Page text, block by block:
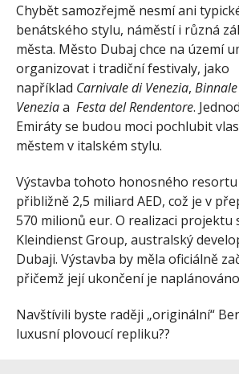
Chybět samozřejmě nesmí ani
benátského stylu, náměstí i různá
města. Město Dubaj chce na území
organizovat i tradiční festivaly, jako
například Carnivale di Venezia,
Veneziaa Festa del Rendentore.
Emiráty se budou moci pochlubit
městem v italském stylu.
Výstavba tohoto honosného resortu
přibližně 2,5 miliard AED, což je v
570 milionů eur. O realizaci projektu
Kleindienst Group, australský
Dubaji. Výstavba by měla oficiálně
přičemž její ukončení je
Navštívili byste raději „originální“
luxusní plovoucí repliku??